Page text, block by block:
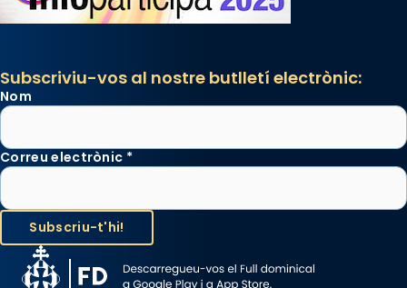
Subscriviu-vos al nostre butlletí electrònic:
Nom
Correu electrònic *